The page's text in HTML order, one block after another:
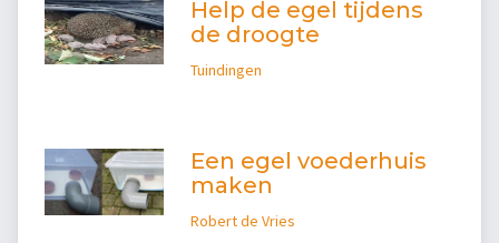
Help de egel tijdens
de droogte
Tuindingen
Een egel voederhuis
maken
Robert de Vries